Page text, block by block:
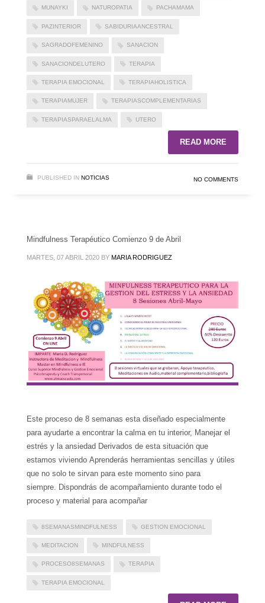
MUNAYKI NATUROPATIA PACHAMAMA
PAZINTERIOR SABIDURIAANCESTRAL
SAGRADOFEMENINO SANACION
SANACIONDELUTERO TERAPIA
TERAPIA EMOCIONAL TERAPIAHOLISTICA
TERAPIAMUJER TERAPIASCOMPLEMENTARIAS
TERAPIASPARAELALMA UTERO
READ MORE
PUBLISHED IN NOTICIAS NO COMMENTS
Mindfulness Terapéutico Comienzo 9 de Abril
MARTES, 07 ABRIL 2020 BY MARIA RODRIGUEZ
Este proceso de 8 semanas esta diseñado especialmente
para ayudarte a encontrar la calma en tu interior, Manejar el
estrés y la ansiedad Derivados de esta situación que
estamos viviendo Aprenderás herramientas sencillas y útiles
que no solo te sirvan para este momento sino para
siempre. Dispondrás de acompañamiento durante todo el
proceso y material para acompañar
8SEMANASMINDFULNESS GESTION EMOCIONAL
MEDITACION MINDFULNESS
PROCESO8SEMANAS TERAPIA
TERAPIA EMOCIONAL